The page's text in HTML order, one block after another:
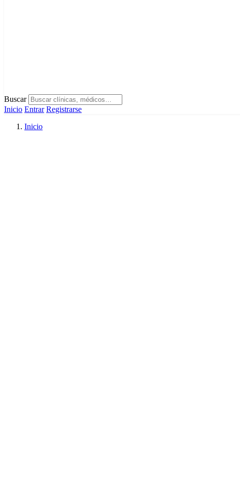
Buscar
Inicio Entrar Registrarse
Inicio